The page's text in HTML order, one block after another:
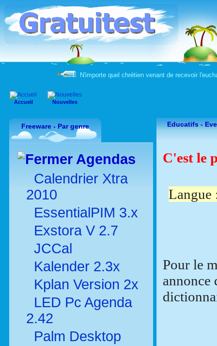
N'importe quel chrétien venant de recevoir
Accueil Nouvelles
Freeware - Par genre
Agendas
Calendrier Xtra
2010
EssentialPIM 3.x
Exstora V 2.7
JCCal
Kalender 2.3x
Kplan Version 2x
LED Pc Agenda
2.42
Palm Desktop
Educatifs -
C'est le
Langue
Pour le
annonce